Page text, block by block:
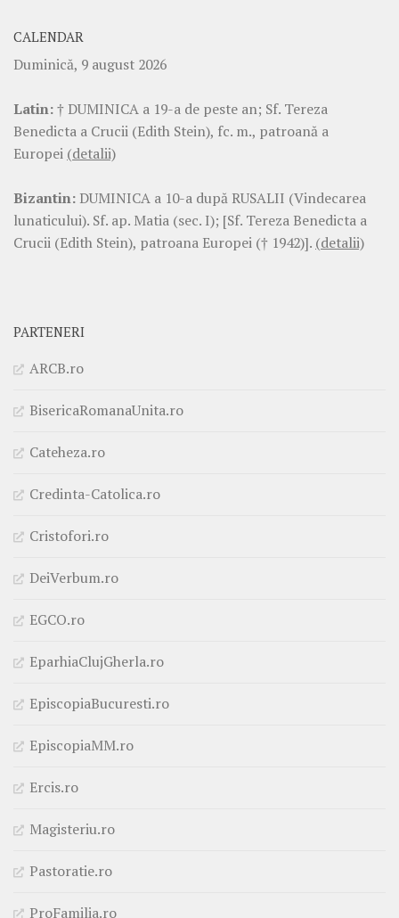
CALENDAR
Duminică, 9 august 2026
Latin:† DUMINICA a 19-a de peste an; Sf. Tereza
Benedicta a Crucii (Edith Stein), fc. m., patroană a
Europei (detalii)
Bizantin: DUMINICA a 10-a după RUSALII (Vindecarea
lunaticului). Sf. ap. Matia (sec. I); [Sf. Tereza Benedicta a
Crucii (Edith Stein), patroana Europei († 1942)]. (detalii)
PARTENERI
ARCB.ro
BisericaRomanaUnita.ro
Cateheza.ro
Credinta-Catolica.ro
Cristofori.ro
DeiVerbum.ro
EGCO.ro
EparhiaClujGherla.ro
EpiscopiaBucuresti.ro
EpiscopiaMM.ro
Ercis.ro
Magisteriu.ro
Pastoratie.ro
ProFamilia.ro